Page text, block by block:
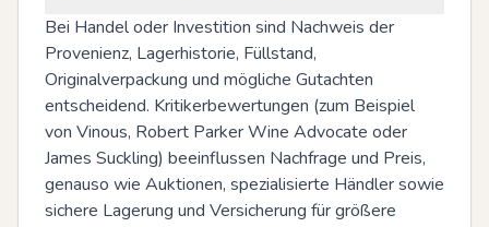
Bei Handel oder Investition sind Nachweis der
Provenienz, Lagerhistorie, Füllstand,
Originalverpackung und mögliche Gutachten
entscheidend. Kritikerbewertungen (zum Beispiel
von Vinous, Robert Parker Wine Advocate oder
James Suckling) beeinflussen Nachfrage und Preis,
genauso wie Auktionen, spezialisierte Händler sowie
sichere Lagerung und Versicherung für größere